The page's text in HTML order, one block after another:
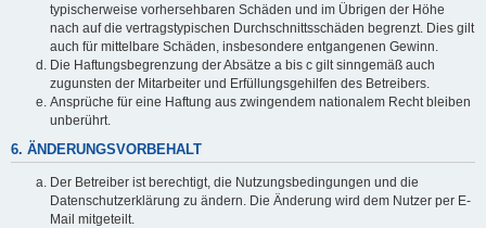
typischerweise vorhersehbaren Schäden und im Übrigen der Höhe
nach auf die vertragstypischen Durchschnittsschäden begrenzt. Dies gilt
auch für mittelbare Schäden, insbesondere entgangenen Gewinn.
Die Haftungsbegrenzung der Absätze a bis c gilt sinngemäß auch
zugunsten der Mitarbeiter und Erfüllungsgehilfen des Betreibers.
Ansprüche für eine Haftung aus zwingendem nationalem Recht bleiben
unberührt.
6. ÄNDERUNGSVORBEHALT
Der Betreiber ist berechtigt, die Nutzungsbedingungen und die
Datenschutzerklärung zu ändern. Die Änderung wird dem Nutzer per E-
Mail mitgeteilt.